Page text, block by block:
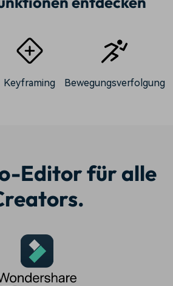
Keyframing Bewegungsverfolgung
Editor für alle